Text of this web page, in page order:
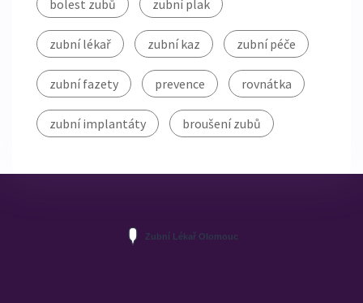
bolest zubů zubní plak
zubní lékař zubní kaz zubní péče
zubní fazety prevence rovnátka
zubní implantáty broušení zubů